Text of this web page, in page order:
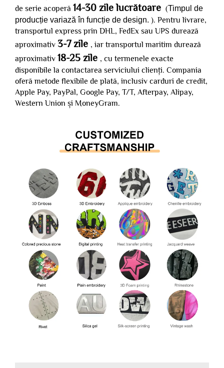
de serie acoperă 14-30 zile lucrătoare (Timpul de
producție variază în funcție de design. ). Pentru livrare,
transportul express prin DHL, FedEx sau UPS durează
aproximativ 3-7 zile , iar transportul maritim durează
aproximativ 18-25 zile , cu termenele exacte
disponibile la contactarea serviciului clienți. Compania
oferă metode flexibile de plată, inclusiv carduri de credit,
Apple Pay, PayPal, Google Pay, T/T, Afterpay, Alipay,
Western Union și MoneyGram.